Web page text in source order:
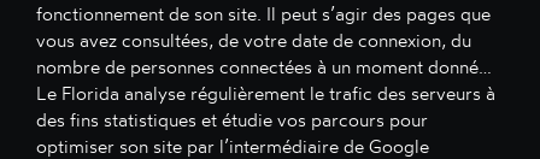
fonctionnement de son site. Il peut s’agir des pages que
vous avez consultées, de votre date de connexion, du
nombre de personnes connectées à un moment donné…
Le Florida analyse régulièrement le trafic des serveurs à
des fins statistiques et étudie vos parcours pour
optimiser son site par l’intermédiaire de Google